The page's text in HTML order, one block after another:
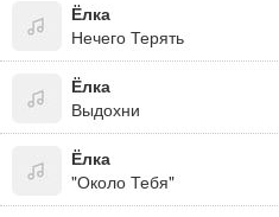
Ёлка
Нечего Терять
Ёлка
Выдохни
Ёлка
"Около Тебя"